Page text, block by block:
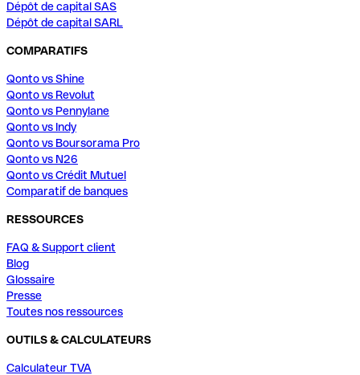
Dépôt de capital SAS
Dépôt de capital SARL
COMPARATIFS
Qonto vs Shine
Qonto vs Revolut
Qonto vs Pennylane
Qonto vs Indy
Qonto vs Boursorama Pro
Qonto vs N26
Qonto vs Crédit Mutuel
Comparatif de banques
RESSOURCES
FAQ & Support client
Blog
Glossaire
Presse
Toutes nos ressources
OUTILS & CALCULATEURS
Calculateur TVA